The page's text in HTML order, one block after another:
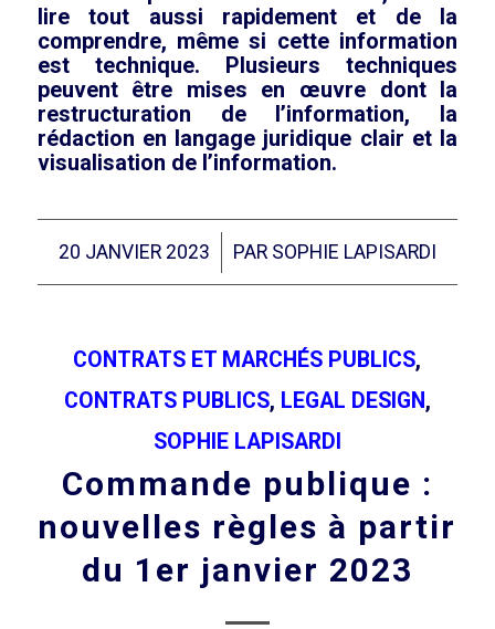
lire tout aussi rapidement et de la
comprendre, même si cette information
est technique. Plusieurs techniques
peuvent être mises en œuvre dont la
restructuration de l’information, la
rédaction en langage juridique clair et la
visualisation de l’information.
20 JANVIER 2023
/ PAR SOPHIE LAPISARDI
CONTRATS ET MARCHÉS PUBLICS,
CONTRATS PUBLICS, LEGAL DESIGN,
SOPHIE LAPISARDI
Commande publique :
nouvelles règles à partir
du 1er janvier 2023